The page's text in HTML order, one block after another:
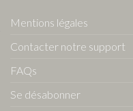
Mentions légales
Contacter notre support
FAQs
Se désabonner